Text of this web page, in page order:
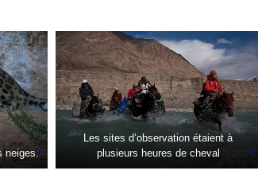
neiges.
Les sites d’observation étaient à
plusieurs heures de cheval